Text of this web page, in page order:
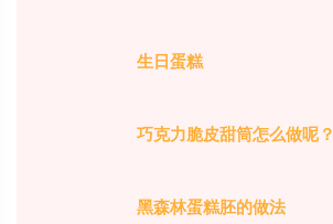
生日蛋糕
巧克力脆皮甜筒怎么做呢？
黑森林蛋糕胚的做法